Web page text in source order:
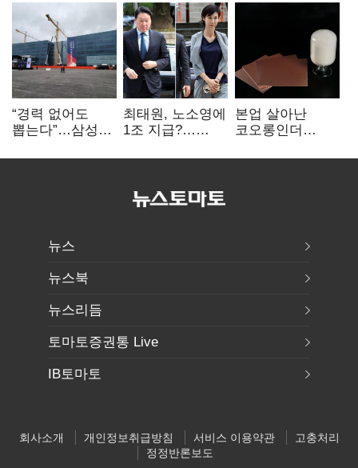
“경력 없어도
뽑는다”…삼성
반도체 인재
최태원, 노소영에
1조 지급?…
본업 살아난
코오롱인더
배터리 소재로
뉴스
뉴스북
뉴스리듬
토마토증권통 Live
IB토마토
회사소개 개인정보취급방침 서비스 이용약관
고충처리
정정반론보도